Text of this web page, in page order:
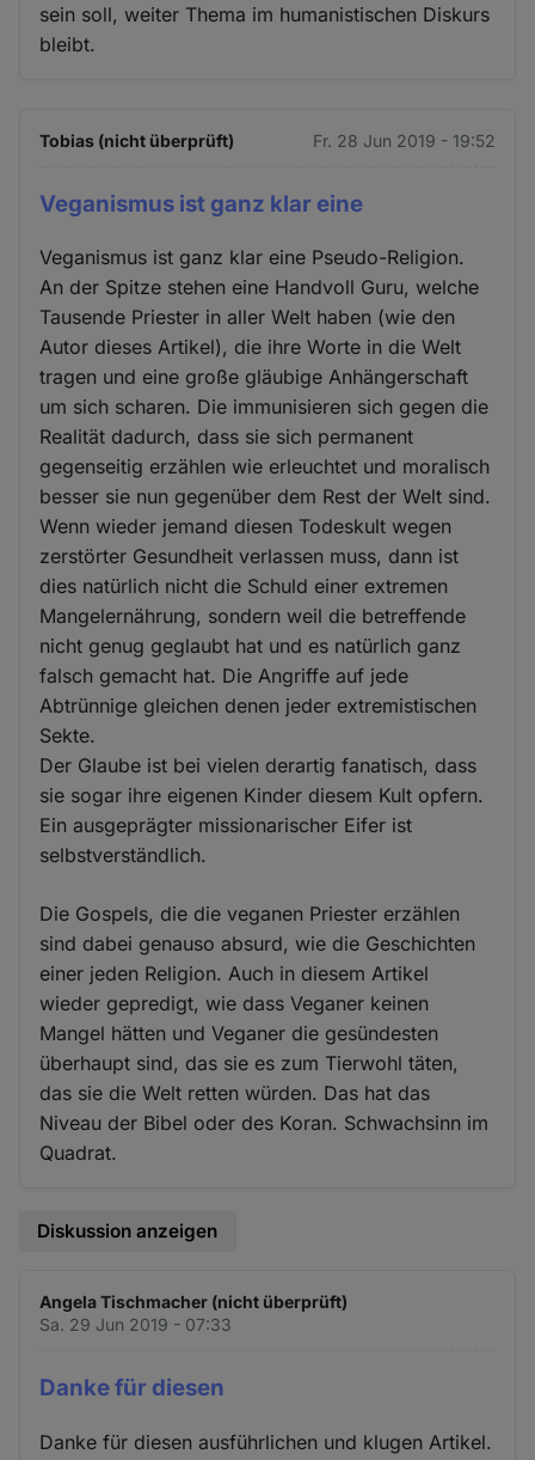
sein soll, weiter Thema im humanistischen Diskurs
bleibt.
Tobias (nicht überprüft) Fr. 28 Jun 2019 - 19:52
Veganismus ist ganz klar eine
Veganismus ist ganz klar eine Pseudo-Religion.
An der Spitze stehen eine Handvoll Guru, welche
Tausende Priester in aller Welt haben (wie den
Autor dieses Artikel), die ihre Worte in die Welt
tragen und eine große gläubige Anhängerschaft
um sich scharen. Die immunisieren sich gegen die
Realität dadurch, dass sie sich permanent
gegenseitig erzählen wie erleuchtet und moralisch
besser sie nun gegenüber dem Rest der Welt sind.
Wenn wieder jemand diesen Todeskult wegen
zerstörter Gesundheit verlassen muss, dann ist
dies natürlich nicht die Schuld einer extremen
Mangelernährung, sondern weil die betreffende
nicht genug geglaubt hat und es natürlich ganz
falsch gemacht hat. Die Angriffe auf jede
Abtrünnige gleichen denen jeder extremistischen
Sekte.
Der Glaube ist bei vielen derartig fanatisch, dass
sie sogar ihre eigenen Kinder diesem Kult opfern.
Ein ausgeprägter missionarischer Eifer ist
selbstverständlich.
Die Gospels, die die veganen Priester erzählen
sind dabei genauso absurd, wie die Geschichten
einer jeden Religion. Auch in diesem Artikel
wieder gepredigt, wie dass Veganer keinen
Mangel hätten und Veganer die gesündesten
überhaupt sind, das sie es zum Tierwohl täten,
das sie die Welt retten würden. Das hat das
Niveau der Bibel oder des Koran. Schwachsinn im
Quadrat.
Diskussion anzeigen
Angela Tischmacher (nicht überprüft)
Sa. 29 Jun 2019 - 07:33
Danke für diesen
Danke für diesen ausführlichen und klugen Artikel.